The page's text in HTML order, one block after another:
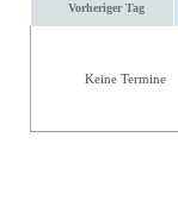
Vorheriger Tag
Keine Termine